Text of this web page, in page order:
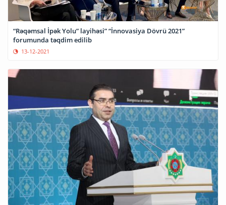
“Rəqəmsal İpək Yolu” layihəsi” “İnnovasiya Dövrü 2021”
forumunda təqdim edilib
13-12-2021